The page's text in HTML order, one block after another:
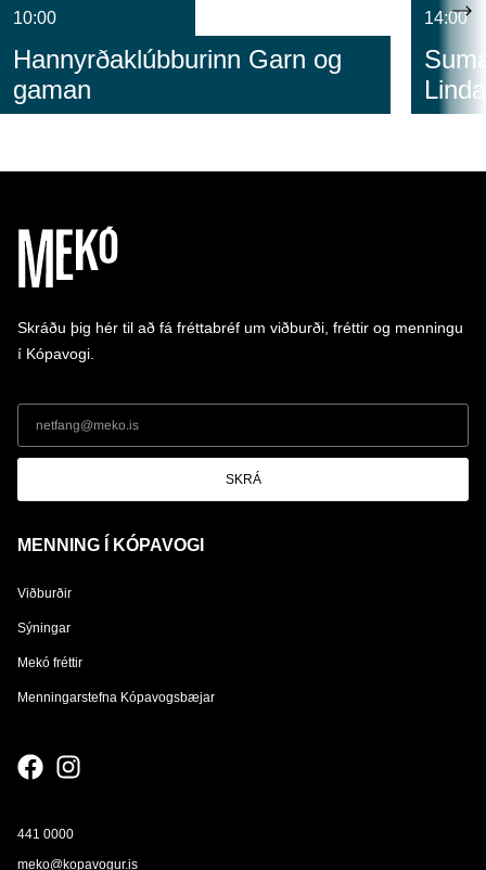
10:00
Hannyrðaklúbburinn Garn og
gaman
14:00
Skráðu þig hér til að fá fréttabréf um viðburði, fréttir og menningu
í Kópavogi.
SKRÁ
MENNING Í KÓPAVOGI
Viðburðir
Sýningar
Mekó fréttir
Menningarstefna Kópavogsbæjar
441 0000
meko@kopavogur.is